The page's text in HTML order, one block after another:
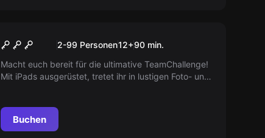
Neu
Teamrallye Stuttgart
2-99 Personen12+90 min.
Macht euch bereit für die ultimative TeamChallenge!
Mit iPads ausgerüstet, tretet ihr in lustigen Foto- und
Spitze der Highscore-Liste! Wer wird das
Siegerteam?
Buchen